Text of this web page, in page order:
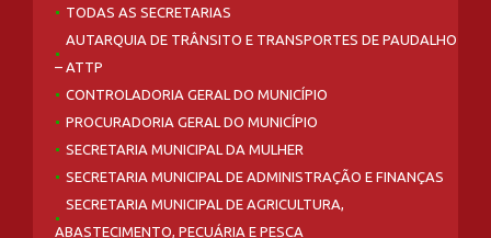
TODAS AS SECRETARIAS
AUTARQUIA DE TRÂNSITO E TRANSPORTES DE PAUDALHO
– ATTP
CONTROLADORIA GERAL DO MUNICÍPIO
PROCURADORIA GERAL DO MUNICÍPIO
SECRETARIA MUNICIPAL DA MULHER
SECRETARIA MUNICIPAL DE ADMINISTRAÇÃO E FINANÇAS
SECRETARIA MUNICIPAL DE AGRICULTURA,
ABASTECIMENTO, PECUÁRIA E PESCA